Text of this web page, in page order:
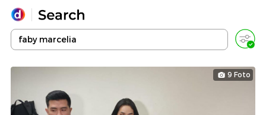
Yang sedang ramai dicari
Loading...
Promoted
9 Foto